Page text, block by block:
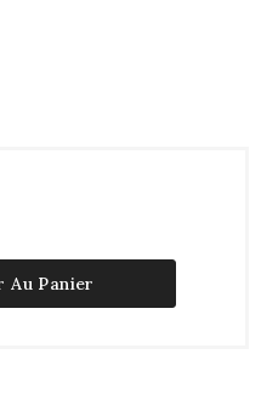
Au Panier